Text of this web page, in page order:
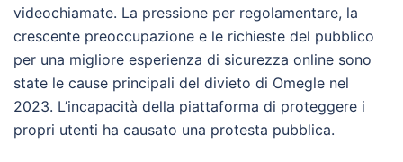
videochiamate. La pressione per regolamentare, la
crescente preoccupazione e le richieste del pubblico
per una migliore esperienza di sicurezza online sono
state le cause principali del divieto di Omegle nel
2023. L’incapacità della piattaforma di proteggere i
propri utenti ha causato una protesta pubblica.